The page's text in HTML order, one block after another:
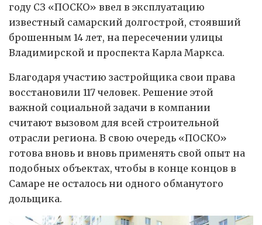
году СЗ «ПОСКО» ввел в эксплуатацию
известный самарский долгострой, стоявший
брошенным 14 лет, на пересечении улицы
Владимирской и проспекта Карла Маркса.
Благодаря участию застройщика свои права
восстановили 117 человек. Решение этой
важной социальной задачи в компании
считают вызовом для всей строительной
отрасли региона. В свою очередь «ПОСКО»
готова вновь и вновь применять свой опыт на
подобных объектах, чтобы в конце концов в
Самаре не осталось ни одного обманутого
дольщика.